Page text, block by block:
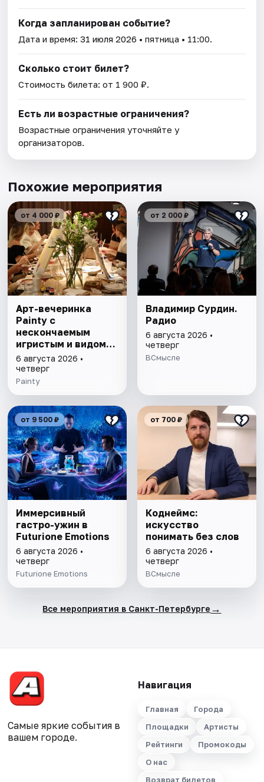
Когда запланирован событие?
Дата и время:31 июля 2026 • пятница • 11:00.
Сколько стоит билет?
Стоимость билета: от 1 900 ₽.
Есть ли возрастные ограничения?
Возрастные ограничения уточняйте у
организаторов.
Похожие мероприятия
от 4 000 ₽
Арт-вечеринка
Painty с
нескончаемым
игристым и видом
на Театр им. Андрея
Миронова
6 августа 2026 •
четверг
Painty
от 2 000 ₽
Владимир Сурдин.
Радио
6 августа 2026 •
четверг
ВСмысле
от 9 500 ₽
Иммерсивный
гастро-ужин в
Futurione Emotions
6 августа 2026 •
четверг
Futurione Emotions
от 700 ₽
Коднеймс:
искусство
понимать без слов
6 августа 2026 •
четверг
ВСмысле
Все мероприятия в Санкт-Петербурге →
Самые яркие события в
вашем городе.
Навигация
Главная
Города
Площадки
Артисты
Рейтинги
Промокоды
О нас
Возврат билетов